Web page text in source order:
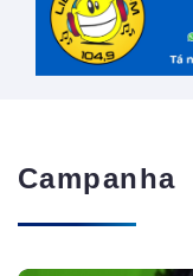
Campanha